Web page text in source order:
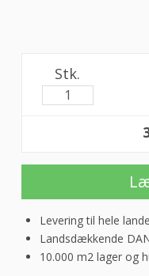
NortecStk.
Levering til hele
Landsdækkende
10.000 m2 lager og